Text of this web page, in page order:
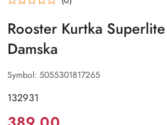
Rooster Kurtka
Damska
Symbol: 5055301817265
132931